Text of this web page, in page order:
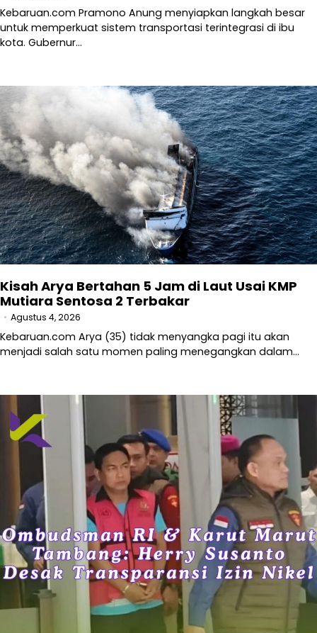
Kebaruan.com Pramono Anung menyiapkan langkah besar
untuk memperkuat sistem transportasi terintegrasi di ibu
kota. Gubernur…
Kisah Arya Bertahan 5 Jam di Laut Usai KMP
Mutiara Sentosa 2 Terbakar
Agustus 4, 2026
Kebaruan.com Arya (35) tidak menyangka pagi itu akan
menjadi salah satu momen paling menegangkan dalam…